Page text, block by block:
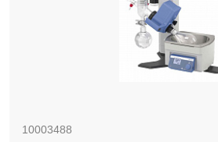
10003488